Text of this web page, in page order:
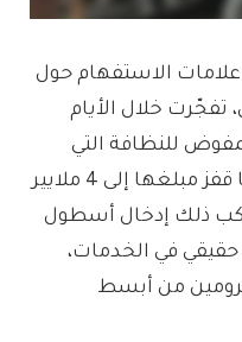
الاستفهام حول
تفجّرت خلال الأيام
للنظافة التي
تديرها شركة “ميكومار”، بعدما قفز مبلغها إلى 4 ملايير
يواكب ذلك إدخال أسطول
في الخدمات،
من أبسط